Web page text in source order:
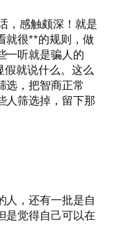
，感触颇深！就是
就很**的规则，做
一听就是骗人的
就说什么。这么
选，把智商正常
人筛选掉，留下那
人，还有一批是自
是觉得自己可以在